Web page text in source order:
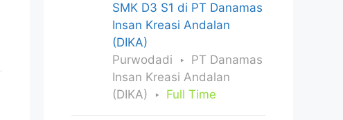
SMK D3 S1 di PT Danamas
Insan Kreasi Andalan
(DIKA)
Purwodadi
PT Danamas
Insan Kreasi Andalan
(DIKA)
Full Time